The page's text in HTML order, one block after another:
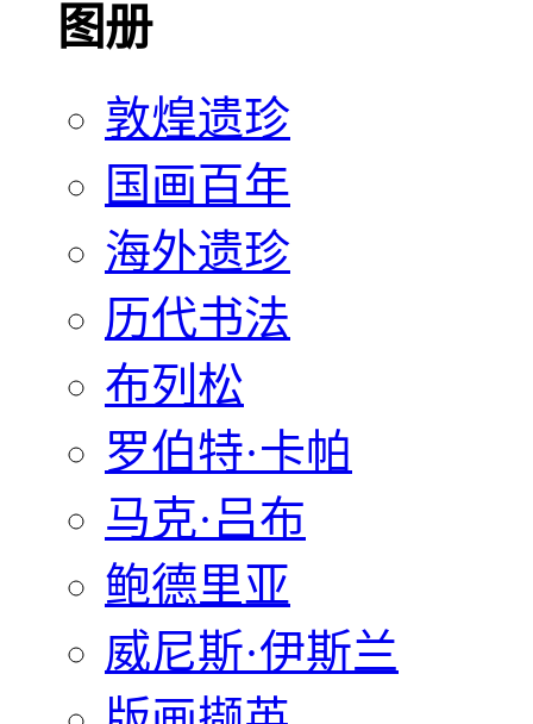
图册
敦煌遗珍
国画百年
海外遗珍
历代书法
布列松
罗伯特·卡帕
马克·吕布
鲍德里亚
威尼斯·伊斯兰